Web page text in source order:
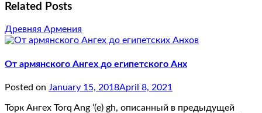
Related Posts
Древняя Армения
От армянского Ангех до египетского Анх
Posted on January 15, 2018April 8, 2021
Торк Ангех Torq Ang ‘(e) gh, описанный в предыдущей